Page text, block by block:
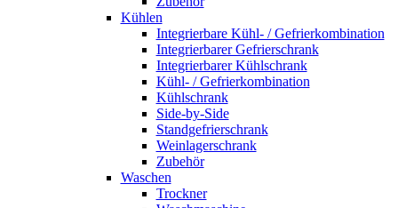
Kühlen
Integrierbare Kühl- / Gefrierkombination
Integrierbarer Gefrierschrank
Integrierbarer Kühlschrank
Kühl- / Gefrierkombination
Kühlschrank
Side-by-Side
Standgefrierschrank
Weinlagerschrank
Zubehör
Waschen
Trockner